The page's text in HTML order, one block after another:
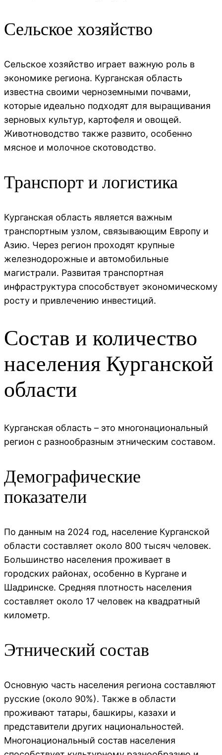
Сельское хозяйство
Сельское хозяйство играет важную роль в
экономике региона. Курганская область
известна своими черноземными почвами,
которые идеально подходят для выращивания
зерновых культур, картофеля и овощей.
Животноводство также развито, особенно
мясное и молочное скотоводство.
Транспорт и логистика
Курганская область является важным
транспортным узлом, связывающим Европу и
Азию. Через регион проходят крупные
железнодорожные и автомобильные
магистрали. Развитая транспортная
инфраструктура способствует экономическому
росту и привлечению инвестиций.
Состав и количество
населения Курганской
области
Курганская область – это многонациональный
регион с разнообразным этническим составом.
Демографические
показатели
По данным на 2024 год, население Курганской
области составляет около 800 тысяч человек.
Большинство населения проживает в
городских районах, особенно в Кургане и
Шадринске. Средняя плотность населения
составляет около 17 человек на квадратный
километр.
Этнический состав
Основную часть населения региона составляют
русские (около 90%). Также в области
проживают татары, башкиры, казахи и
представители других национальностей.
Многонациональный состав населения